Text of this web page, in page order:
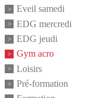
Eveil samedi
EDG mercredi
EDG jeudi
Gym acro
Loisirs
Pré-formation